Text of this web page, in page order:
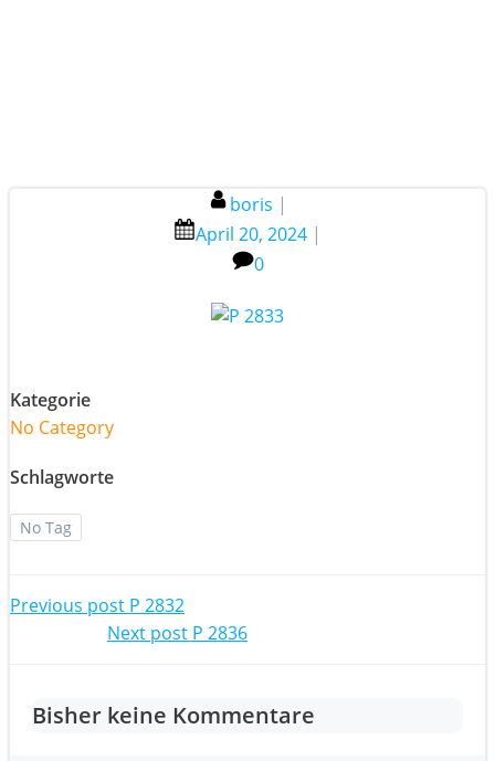
boris |
April 20, 2024 |
0
Kategorie
No Category
Schlagworte
No Tag
Post
Previous post P 2832
navigation
Next post P 2836
Bisher keine Kommentare